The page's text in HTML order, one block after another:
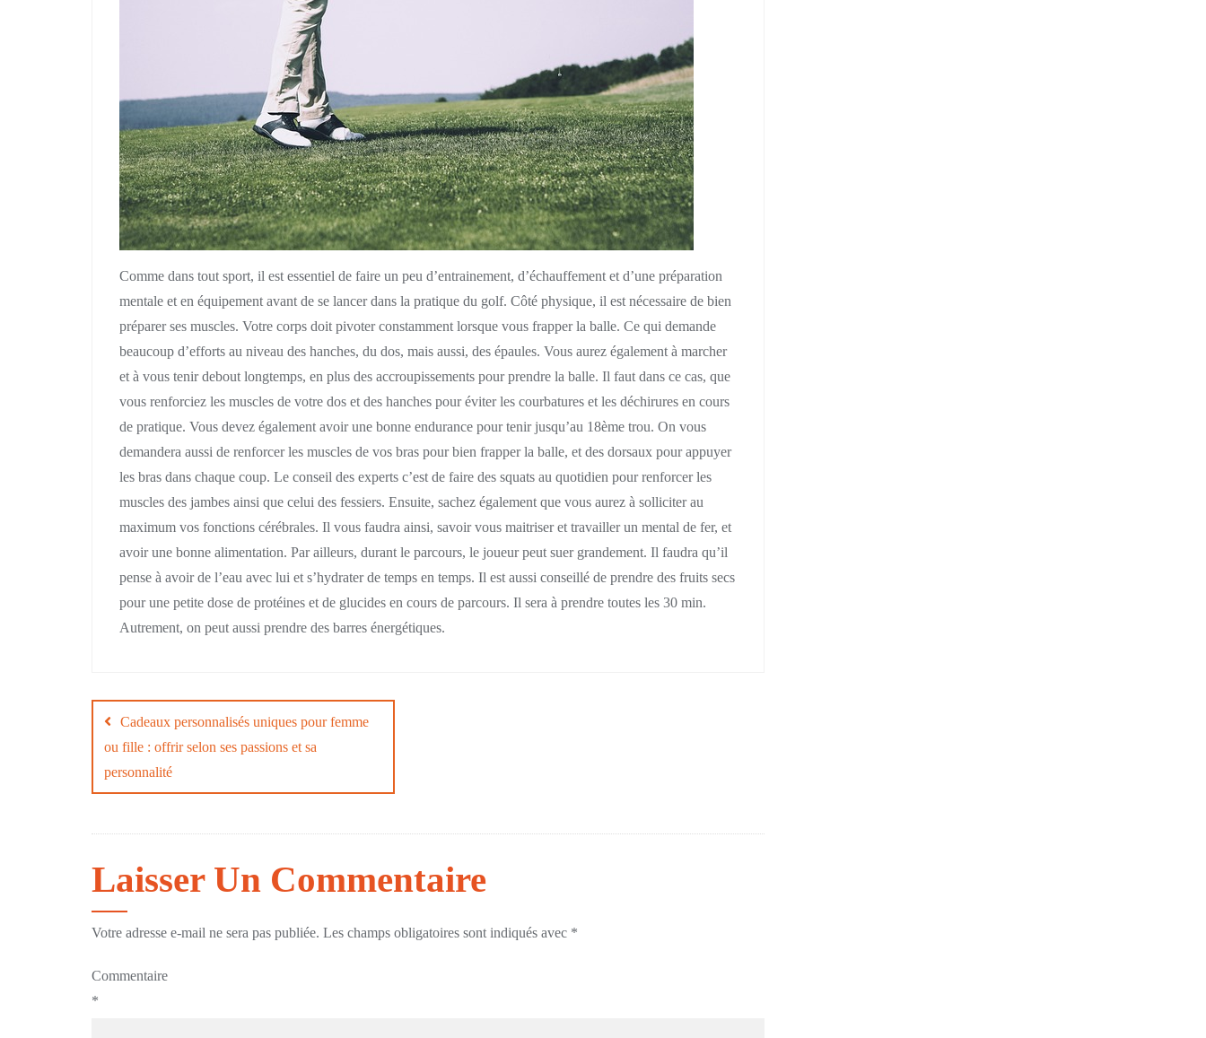
Comme dans tout sport, il est essentiel de faire un peu d’entrainement, d’échauffement et d’une préparation
mentale et en équipement avant de se lancer dans la pratique du golf. Côté physique, il est nécessaire de bien
préparer ses muscles. Votre corps doit pivoter constamment lorsque vous frapper la balle. Ce qui demande
beaucoup d’efforts au niveau des hanches, du dos, mais aussi, des épaules. Vous aurez également à marcher
et à vous tenir debout longtemps, en plus des accroupissements pour prendre la balle. Il faut dans ce cas, que
vous renforciez les muscles de votre dos et des hanches pour éviter les courbatures et les déchirures en cours
de pratique. Vous devez également avoir une bonne endurance pour tenir jusqu’au 18ème trou. On vous
demandera aussi de renforcer les muscles de vos bras pour bien frapper la balle, et des dorsaux pour appuyer
les bras dans chaque coup. Le conseil des experts c’est de faire des squats au quotidien pour renforcer les
muscles des jambes ainsi que celui des fessiers. Ensuite, sachez également que vous aurez à solliciter au
maximum vos fonctions cérébrales. Il vous faudra ainsi, savoir vous maitriser et travailler un mental de fer, et
avoir une bonne alimentation. Par ailleurs, durant le parcours, le joueur peut suer grandement. Il faudra qu’il
pense à avoir de l’eau avec lui et s’hydrater de temps en temps. Il est aussi conseillé de prendre des fruits secs
pour une petite dose de protéines et de glucides en cours de parcours. Il sera à prendre toutes les 30 min.
Autrement, on peut aussi prendre des barres énergétiques.
Navigation
de
l’article
Cadeaux personnalisés uniques pour femme
ou fille : offrir selon ses passions et sa
personnalité
Laisser Un Commentaire
Votre adresse e-mail ne sera pas publiée. Les champs obligatoires sont indiqués avec *
Commentaire
*